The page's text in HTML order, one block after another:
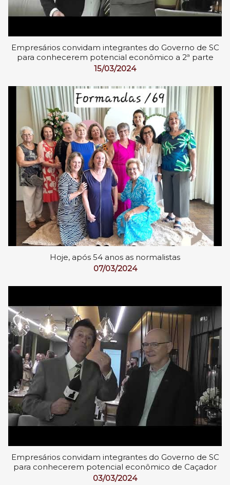
Empresários convidam integrantes do Governo de SC
para conhecerem potencial econômico a 2ª parte
15/03/2024
Hoje, após 54 anos as normalistas
07/03/2024
Empresários convidam integrantes do Governo de SC
para conhecerem potencial econômico de Caçador
03/03/2024